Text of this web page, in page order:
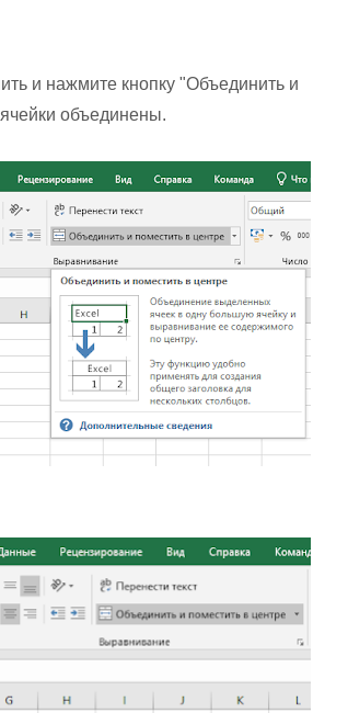
и нажмите кнопку "Объединить и
объединены.